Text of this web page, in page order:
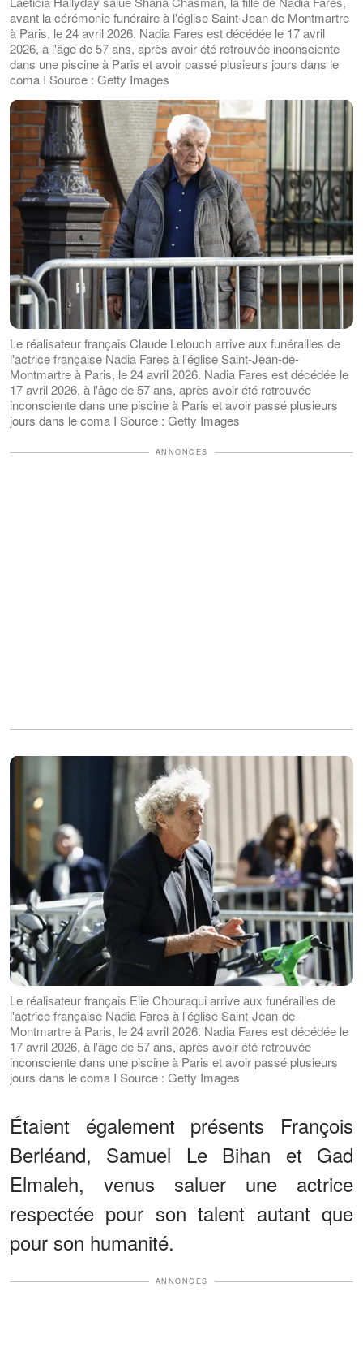
avant la cérémonie funéraire à l'église Saint-Jean de Montmartre
à Paris, le 24 avril 2026. Nadia Fares est décédée le 17 avril
2026, à l'âge de 57 ans, après avoir été retrouvée inconsciente
dans une piscine à Paris et avoir passé plusieurs jours dans le
coma I Source : Getty Images
Le réalisateur français Claude Lelouch arrive aux funérailles de
l'actrice française Nadia Fares à l'église Saint-Jean-de-
Montmartre à Paris, le 24 avril 2026. Nadia Fares est décédée le
17 avril 2026, à l'âge de 57 ans, après avoir été retrouvée
inconsciente dans une piscine à Paris et avoir passé plusieurs
jours dans le coma I Source : Getty Images
ANNONCES
Le réalisateur français Elie Chouraqui arrive aux funérailles de
l'actrice française Nadia Fares à l'église Saint-Jean-de-
Montmartre à Paris, le 24 avril 2026. Nadia Fares est décédée le
17 avril 2026, à l'âge de 57 ans, après avoir été retrouvée
inconsciente dans une piscine à Paris et avoir passé plusieurs
jours dans le coma I Source : Getty Images
Étaient également présents François
Berléand, Samuel Le Bihan et Gad
Elmaleh, venus saluer une actrice
respectée pour son talent autant que
pour son humanité.
ANNONCES